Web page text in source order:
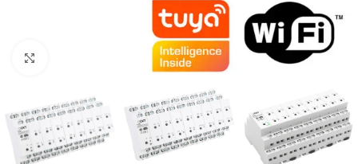
Noklikšķiniet, lai palielinātu